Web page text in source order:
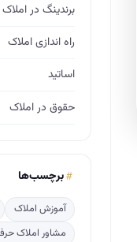
برندینگ در املاک
راه اندازی املاک
اساتید
حقوق در املاک
برچسب‌ها
آموزش املاک
مشاور املاک